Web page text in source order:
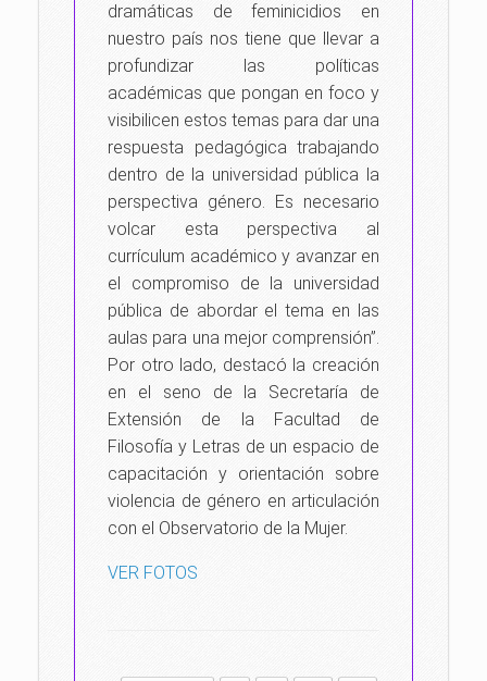
dramáticas de feminicidios en
nuestro país nos tiene que llevar a
profundizar las políticas
académicas que pongan en foco y
visibilicen estos temas para dar una
respuesta pedagógica trabajando
dentro de la universidad pública la
perspectiva género. Es necesario
volcar esta perspectiva al
currículum académico y avanzar en
el compromiso de la universidad
pública de abordar el tema en las
aulas para una mejor comprensión”.
Por otro lado, destacó la creación
en el seno de la Secretaría de
Extensión de la Facultad de
Filosofía y Letras de un espacio de
capacitación y orientación sobre
violencia de género en articulación
con el Observatorio de la Mujer.
VER FOTOS